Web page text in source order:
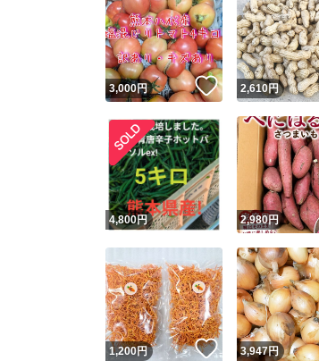
3,000円 いいね！
2,610円
4,800円 2,980円
1,200円 いいね！
3,947円